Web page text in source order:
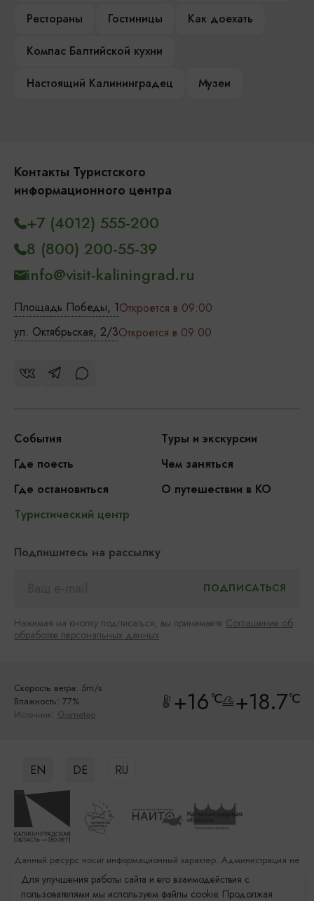
Рестораны
Гостиницы
Как доехать
Компас Балтийской кухни
Настоящий Калининградец
Музеи
Контакты Туристского
информационного центра
Площадь Победы, 1Откроется в 09:00
ул. Октябрьская, 2/3Откроется в 09:00
+7 (4012) 555-200
8 (800) 200-55-39
info@visit-kaliningrad.ru
События
Туры и экскурсии
Где поесть
Чем заняться
Где остановиться
О путешествии в КО
Туристический центр
Подпишитесь на рассылку
Нажимая на кнопку подписаться, вы принимаете Соглашение об
обработке персональных данных
Скорость ветра: 5m/s
Влажность: 77%
Источник: Gismeteo +16°C +18.7°C
EN DE RU
Данный ресурс носит информационный характер. Администрация не
несет ответственности за качество услуг, предоставленных
сторонними организациями
Для улучшения работы сайта и его взаимодействия с
пользователями мы используем файлы cookie. Продолжая